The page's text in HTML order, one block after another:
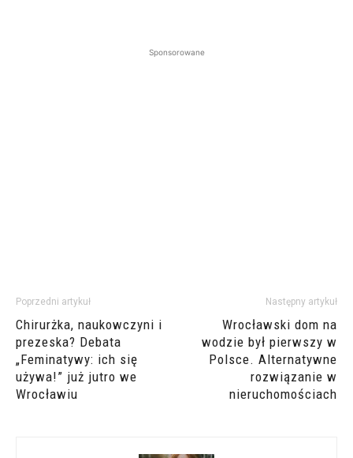
Sponsorowane
Poprzedni artykuł
Chirurżka, naukowczyni i
prezeska? Debata
„Feminatywy: ich się
używa!” już jutro we
Wrocławiu
Następny artykuł
Wrocławski dom na
wodzie był pierwszy w
Polsce. Alternatywne
rozwiązanie w
nieruchomościach